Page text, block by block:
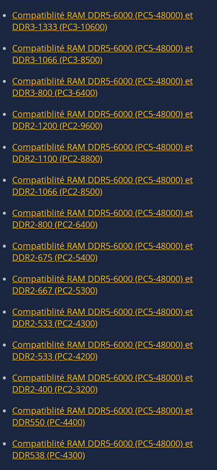
Compatiblité RAM DDR5-6000 (PC5-48000) et
DDR3-1333 (PC3-10600)
Compatiblité RAM DDR5-6000 (PC5-48000) et
DDR3-1066 (PC3-8500)
Compatiblité RAM DDR5-6000 (PC5-48000) et
DDR3-800 (PC3-6400)
Compatiblité RAM DDR5-6000 (PC5-48000) et
DDR2-1200 (PC2-9600)
Compatiblité RAM DDR5-6000 (PC5-48000) et
DDR2-1100 (PC2-8800)
Compatiblité RAM DDR5-6000 (PC5-48000) et
DDR2-1066 (PC2-8500)
Compatiblité RAM DDR5-6000 (PC5-48000) et
DDR2-800 (PC2-6400)
Compatiblité RAM DDR5-6000 (PC5-48000) et
DDR2-675 (PC2-5400)
Compatiblité RAM DDR5-6000 (PC5-48000) et
DDR2-667 (PC2-5300)
Compatiblité RAM DDR5-6000 (PC5-48000) et
DDR2-533 (PC2-4300)
Compatiblité RAM DDR5-6000 (PC5-48000) et
DDR2-533 (PC2-4200)
Compatiblité RAM DDR5-6000 (PC5-48000) et
DDR2-400 (PC2-3200)
Compatiblité RAM DDR5-6000 (PC5-48000) et
DDR550 (PC-4400)
Compatiblité RAM DDR5-6000 (PC5-48000) et
DDR538 (PC-4300)